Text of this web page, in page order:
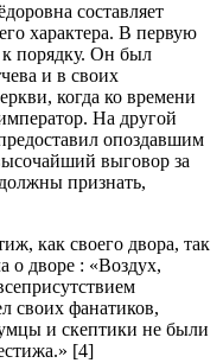
составляет
характера. В первую
к порядку. Он был
и в своих
когда ко времени
На другой
опоздавшим
выговор за
признать,
как своего двора, так
о дворе : «Воздух,
своих фанатиков,
и скептики не были
[4]